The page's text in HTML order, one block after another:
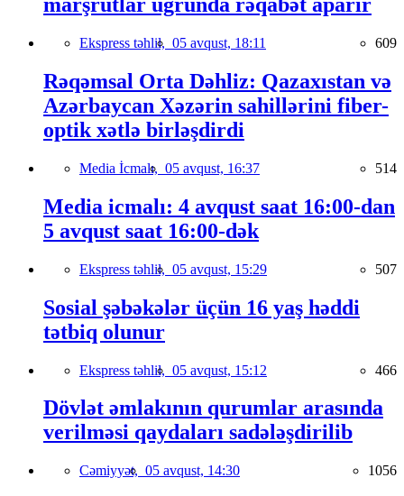
Ekspress təhlil, 05 avqust, 18:11 609
Rəqəmsal Orta Dəhliz: Qazaxıstan və
Azərbaycan Xəzərin sahillərini fiber-
optik xətlə birləşdirdi
Media İcmalı, 05 avqust, 16:37 514
Media icmalı: 4 avqust saat 16:00-dan
5 avqust saat 16:00-dək
Ekspress təhlil, 05 avqust, 15:29 507
Sosial şəbəkələr üçün 16 yaş həddi
tətbiq olunur
Ekspress təhlil, 05 avqust, 15:12 466
Dövlət əmlakının qurumlar arasında
verilməsi qaydaları sadələşdirilib
Cəmiyyət, 05 avqust, 14:30 1056